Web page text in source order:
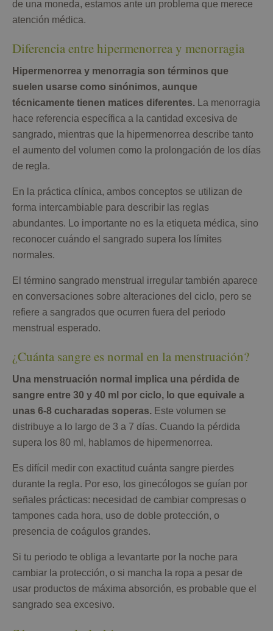
de una moneda, estamos ante un problema que merece
atención médica.
Diferencia entre hipermenorrea y menorragia
Hipermenorrea y menorragia son términos que
suelen usarse como sinónimos, aunque
técnicamente tienen matices diferentes. La menorragia
hace referencia específica a la cantidad excesiva de
sangrado, mientras que la hipermenorrea describe tanto
el aumento del volumen como la prolongación de los días
de regla.
En la práctica clínica, ambos conceptos se utilizan de
forma intercambiable para describir las reglas
abundantes. Lo importante no es la etiqueta médica, sino
reconocer cuándo el sangrado supera los límites
normales.
El término sangrado menstrual irregular también aparece
en conversaciones sobre alteraciones del ciclo, pero se
refiere a sangrados que ocurren fuera del periodo
menstrual esperado.
¿Cuánta sangre es normal en la menstruación?
Una menstruación normal implica una pérdida de
sangre entre 30 y 40 ml por ciclo, lo que equivale a
unas 6-8 cucharadas soperas. Este volumen se
distribuye a lo largo de 3 a 7 días. Cuando la pérdida
supera los 80 ml, hablamos de hipermenorrea.
Es difícil medir con exactitud cuánta sangre pierdes
durante la regla. Por eso, los ginecólogos se guían por
señales prácticas: necesidad de cambiar compresas o
tampones cada hora, uso de doble protección, o
presencia de coágulos grandes.
Si tu periodo te obliga a levantarte por la noche para
cambiar la protección, o si mancha la ropa a pesar de
usar productos de máxima absorción, es probable que el
sangrado sea excesivo.